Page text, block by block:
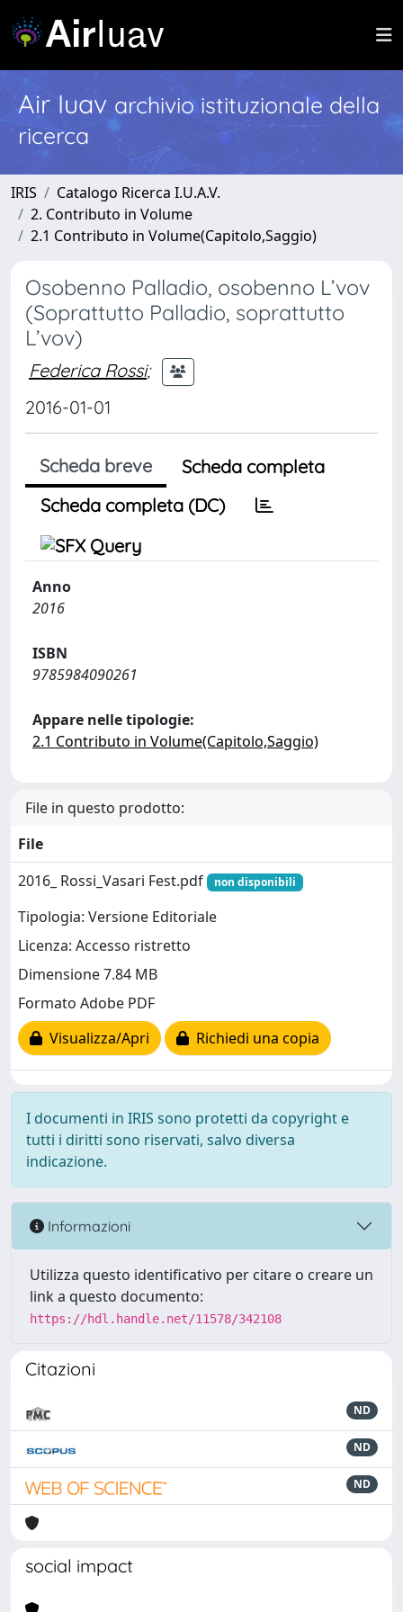
Air Iuav archivio istituzionale della
ricerca
IRIS
Catalogo Ricerca I.U.A.V.
2. Contributo in Volume
2.1 Contributo in Volume(Capitolo,Saggio)
Osobenno Palladio, osobenno L’vov
(Soprattutto Palladio, soprattutto
L’vov)
Federica Rossi;
2016-01-01
Scheda breve
Scheda completa
Scheda completa (DC)
Anno
2016
ISBN
9785984090261
Appare nelle tipologie:
2.1 Contributo in Volume(Capitolo,Saggio)
File in questo prodotto:
File
2016_ Rossi_Vasari Fest.pdf
non disponibili
Tipologia: Versione Editoriale
Licenza: Accesso ristretto
Dimensione 7.84 MB
Formato Adobe PDF
Visualizza/Apri
Richiedi una copia
I documenti in IRIS sono protetti da copyright e
tutti i diritti sono riservati, salvo diversa
indicazione.
Informazioni
Utilizza questo identificativo per citare o creare un
link a questo documento:
https://hdl.handle.net/11578/342108
Citazioni
ND
ND
ND
social impact